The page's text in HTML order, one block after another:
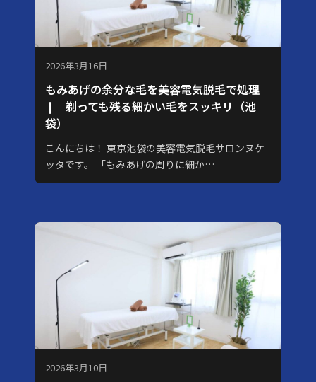
2026年3月16日
もみあげの余分な毛を美容電気脱毛で処理
❘ 剃っても残る細かい毛をスッキリ（池
袋）
こんにちは！ 東京池袋の美容電気脱毛サロンヌケ
ッタです。 「もみあげの周りに細か…
2026年3月10日